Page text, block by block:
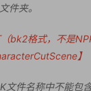
件夹。
（bk2格式，不是
】
文件名称中不能包